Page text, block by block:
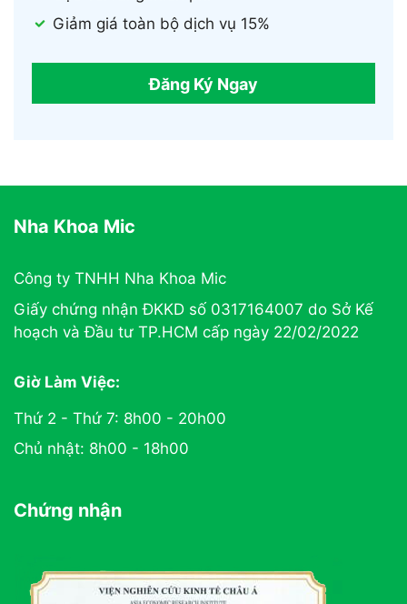
Giảm giá toàn bộ dịch vụ 15%
Đăng Ký Ngay
Nha Khoa Mic
Công ty TNHH Nha Khoa Mic
Giấy chứng nhận ĐKKD số 0317164007 do Sở Kế
hoạch và Đầu tư TP.HCM cấp ngày 22/02/2022
Giờ Làm Việc:
Thứ 2 - Thứ 7: 8h00 - 20h00
Chủ nhật: 8h00 - 18h00
Chứng nhận